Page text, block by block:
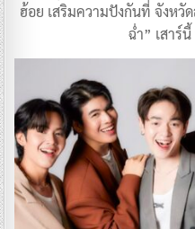
ฮ้อย เสริมความปังกันที่ จังหวั
ฉ่ำ” เสาร์